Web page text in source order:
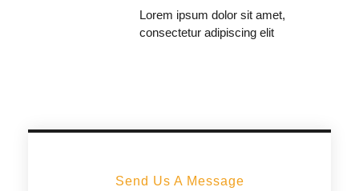
Lorem ipsum dolor sit amet,
consectetur adipiscing elit
Send Us A Message